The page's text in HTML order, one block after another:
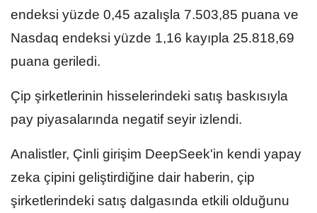
endeksi yüzde 0,45 azalışla 7.503,85 puana ve
Nasdaq endeksi yüzde 1,16 kayıpla 25.818,69
puana geriledi.
Çip şirketlerinin hisselerindeki satış baskısıyla
pay piyasalarında negatif seyir izlendi.
Analistler, Çinli girişim DeepSeek'in kendi yapay
zeka çipini geliştirdiğine dair haberin, çip
şirketlerindeki satış dalgasında etkili olduğunu